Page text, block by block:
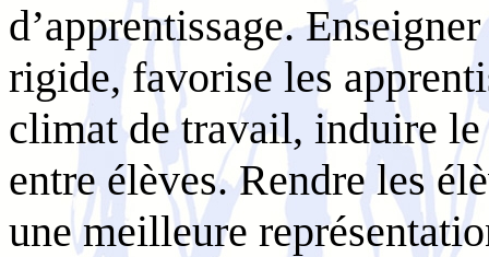
d’apprentissage.
rigide, favorise les
climat de travail, induire
entre élèves. Rendre les
une meilleure